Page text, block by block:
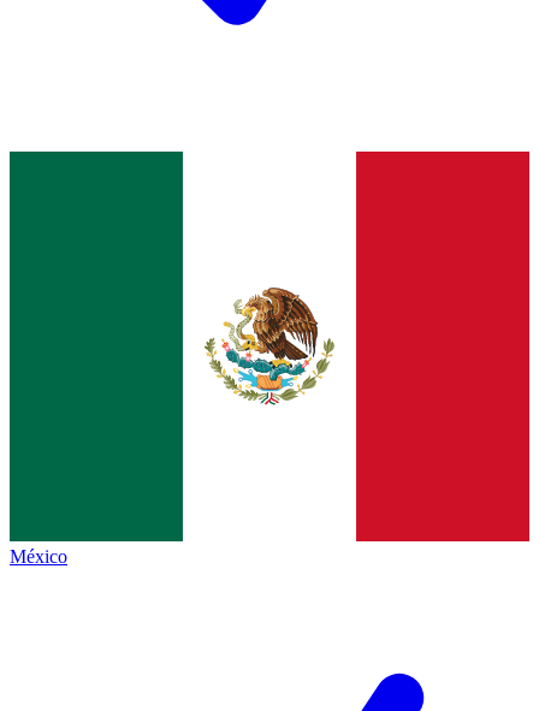
México